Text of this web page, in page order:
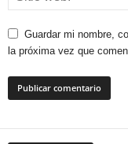
Guardar mi nombre,
la próxima vez que